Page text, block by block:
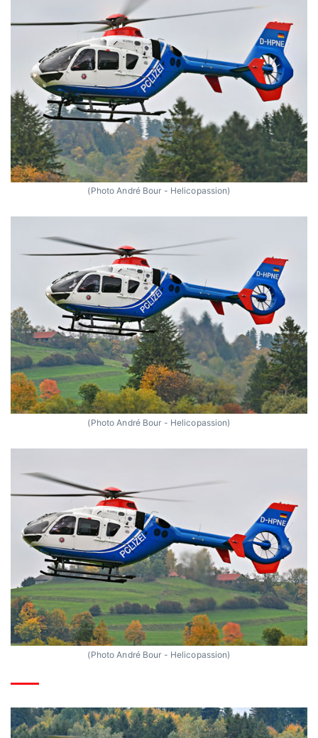
(Photo André Bour - Helicopassion)
(Photo André Bour - Helicopassion)
(Photo André Bour - Helicopassion)